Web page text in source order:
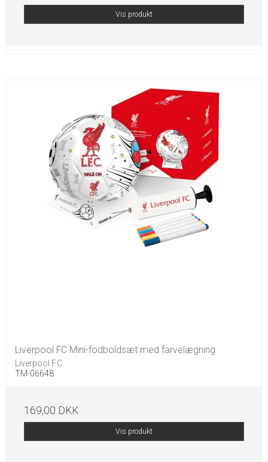
Vis produkt
Liverpool FC Mini-fodboldsæt med farvelægning
Liverpool F.C.
TM-06648
169,00 DKK
Vis produkt